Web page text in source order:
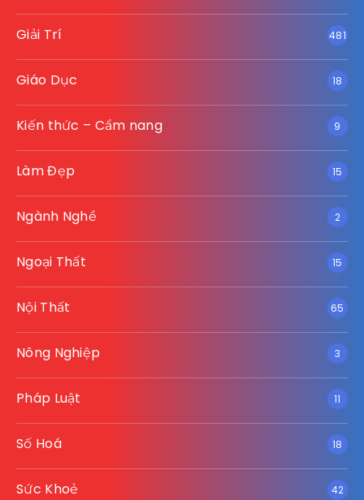
Giải Trí 481
Giáo Dục 18
Kiến thức – Cẩm nang 9
Làm Đẹp 15
Ngành Nghề 2
Ngoại Thất 15
Nội Thất 65
Nông Nghiệp 3
Pháp Luật 11
Số Hoá 18
Sức Khoẻ 42